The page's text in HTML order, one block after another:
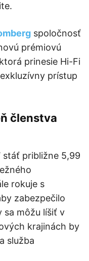
spoločnosť
prémiovú
prinesie Hi-Fi
prístup
členstva
stáť približne 5,99
rokuje s
zabezpečilo
sa môžu líšiť v
krajinách by
služba